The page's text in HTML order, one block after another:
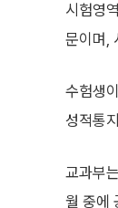
시험영
문이며,
수험생
성적통
교과부
월 중에